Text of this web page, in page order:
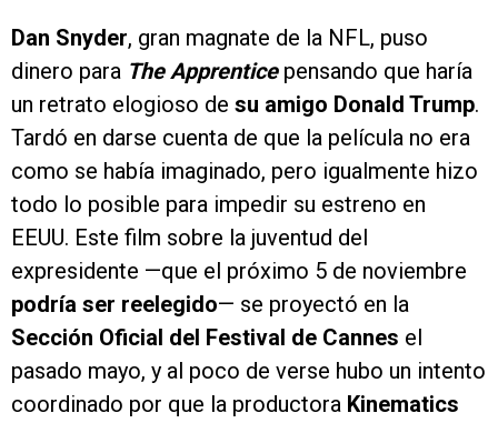
Dan Snyder, gran magnate de la NFL, puso
dinero para The Apprenticepensando que haría
un retrato elogioso de su amigo Donald Trump.
Tardó en darse cuenta de que la película no era
como se había imaginado, pero igualmente hizo
todo lo posible para impedir su estreno en
EEUU. Este film sobre la juventud del
expresidente —que el próximo 5 de noviembre
podría ser reelegido— se proyectó en la
Sección Oficial del Festival de Cannes el
pasado mayo, y al poco de verse hubo un intento
coordinado por que la productora Kinematics